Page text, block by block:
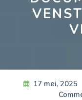
17 mei, 2025